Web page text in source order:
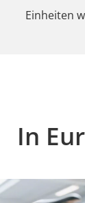
Einheiten
In